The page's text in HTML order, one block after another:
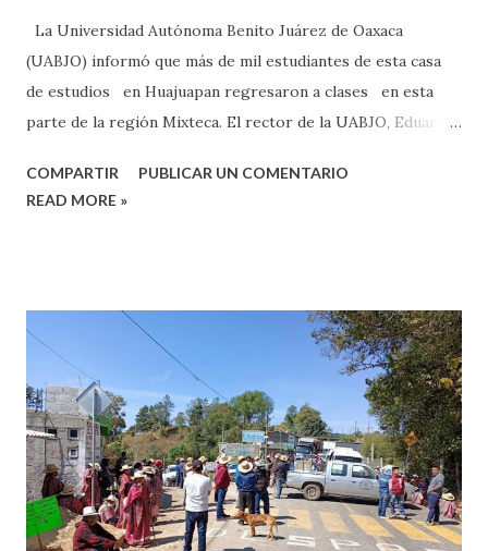
La Universidad Autónoma Benito Juárez de Oaxaca
(UABJO) informó que más de mil estudiantes de esta casa
de estudios en Huajuapan regresaron a clases en esta
parte de la región Mixteca. El rector de la UABJO, Eduardo
dosis anticovid los sus docentes, administrativos y sus
“Estamos convocado a los planteles que tenemos en todo
el estado de Oaxaca, en Puerto Escondido, Tuxtepec y por
su puesto en la Ciudad de Huajuapan a la reincorporación a
las actividades de manera presencial, tomamos esta
decisión porque el semáforo epidemiológico esta ya es de
color verde”, añadió. Comentó que en unos días más la
Facultad de Enfermería en Huajuapan estará valorando...
COMPARTIR
PUBLICAR UN COMENTARIO
READ MORE »